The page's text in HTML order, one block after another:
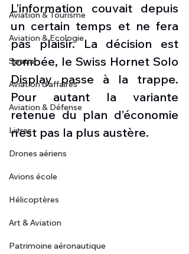
Aviation & Tourisme
Aviation & Ecologie
Spatial
Aviation d'affaires
Aviation & Défense
Livres
Drones aériens
Avions école
Hélicoptères
Art & Aviation
Patrimoine aéronautique
L’information couvait depuis
un certain temps et ne fera
pas plaisir. La décision est
tombée, le Swiss Hornet Solo
Display passe à la trappe.
Pour autant la variante
retenue du plan d’économie
n’est pas la plus austère.